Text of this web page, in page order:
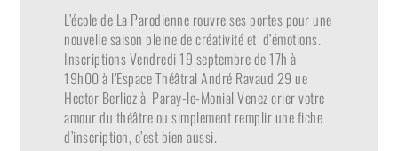
L’école de La Parodienne rouvre ses portes pour une
nouvelle saison pleine de créativité et d’émotions.
Inscriptions Vendredi 19 septembre de 17h à
19h00 à l’Espace Théâtral André Ravaud 29 ue
Hector Berlioz à Paray-le-Monial Venez crier votre
amour du théâtre ou simplement remplir une fiche
d’inscription, c’est bien aussi.